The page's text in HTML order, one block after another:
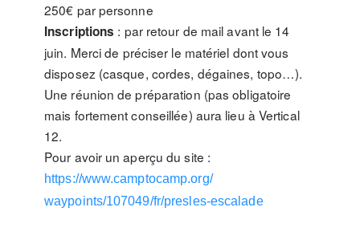
250€ par personne
Inscriptions : par retour de mail avant le 14
juin. Merci de préciser le matériel dont vous
disposez (casque, cordes, dégaines, topo…).
Une réunion de préparation (pas obligatoire
mais fortement conseillée) aura lieu à Vertical
12.
Pour avoir un aperçu du site :
https://www.camptocamp.org/
waypoints/107049/fr/presles-escalade